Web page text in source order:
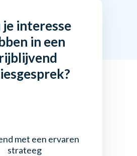
je interesse
in een
met een ervaren
strateeg